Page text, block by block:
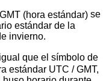
se
estándar de la
invierno.
que el símbolo de
estándar UTC / GMT,